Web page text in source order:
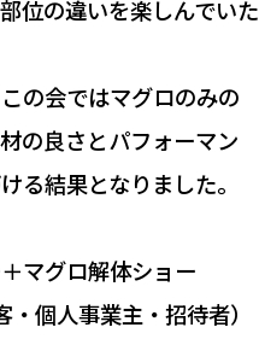
位の違いを楽しんでいた
の会ではマグロのみの
の良さとパフォーマン
る結果となりました。
マグロ解体ショー
個人事業主・招待者）